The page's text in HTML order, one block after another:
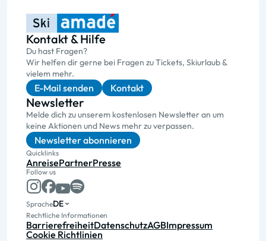
Kontakt & Hilfe
Du hast Fragen?
Wir helfen dir gerne bei Fragen zu Tickets, Skiurlaub &
vielem mehr.
E-Mail senden Kontakt
Newsletter
Melde dich zu unserem kostenlosen Newsletter an um
keine Aktionen und News mehr zu verpassen.
Newsletter abonnieren
Quicklinks
AnreisePartnerPresse
Follow us
SpracheDE
Rechtliche Informationen
BarrierefreiheitDatenschutzAGBImpressum
Cookie Richtlinien